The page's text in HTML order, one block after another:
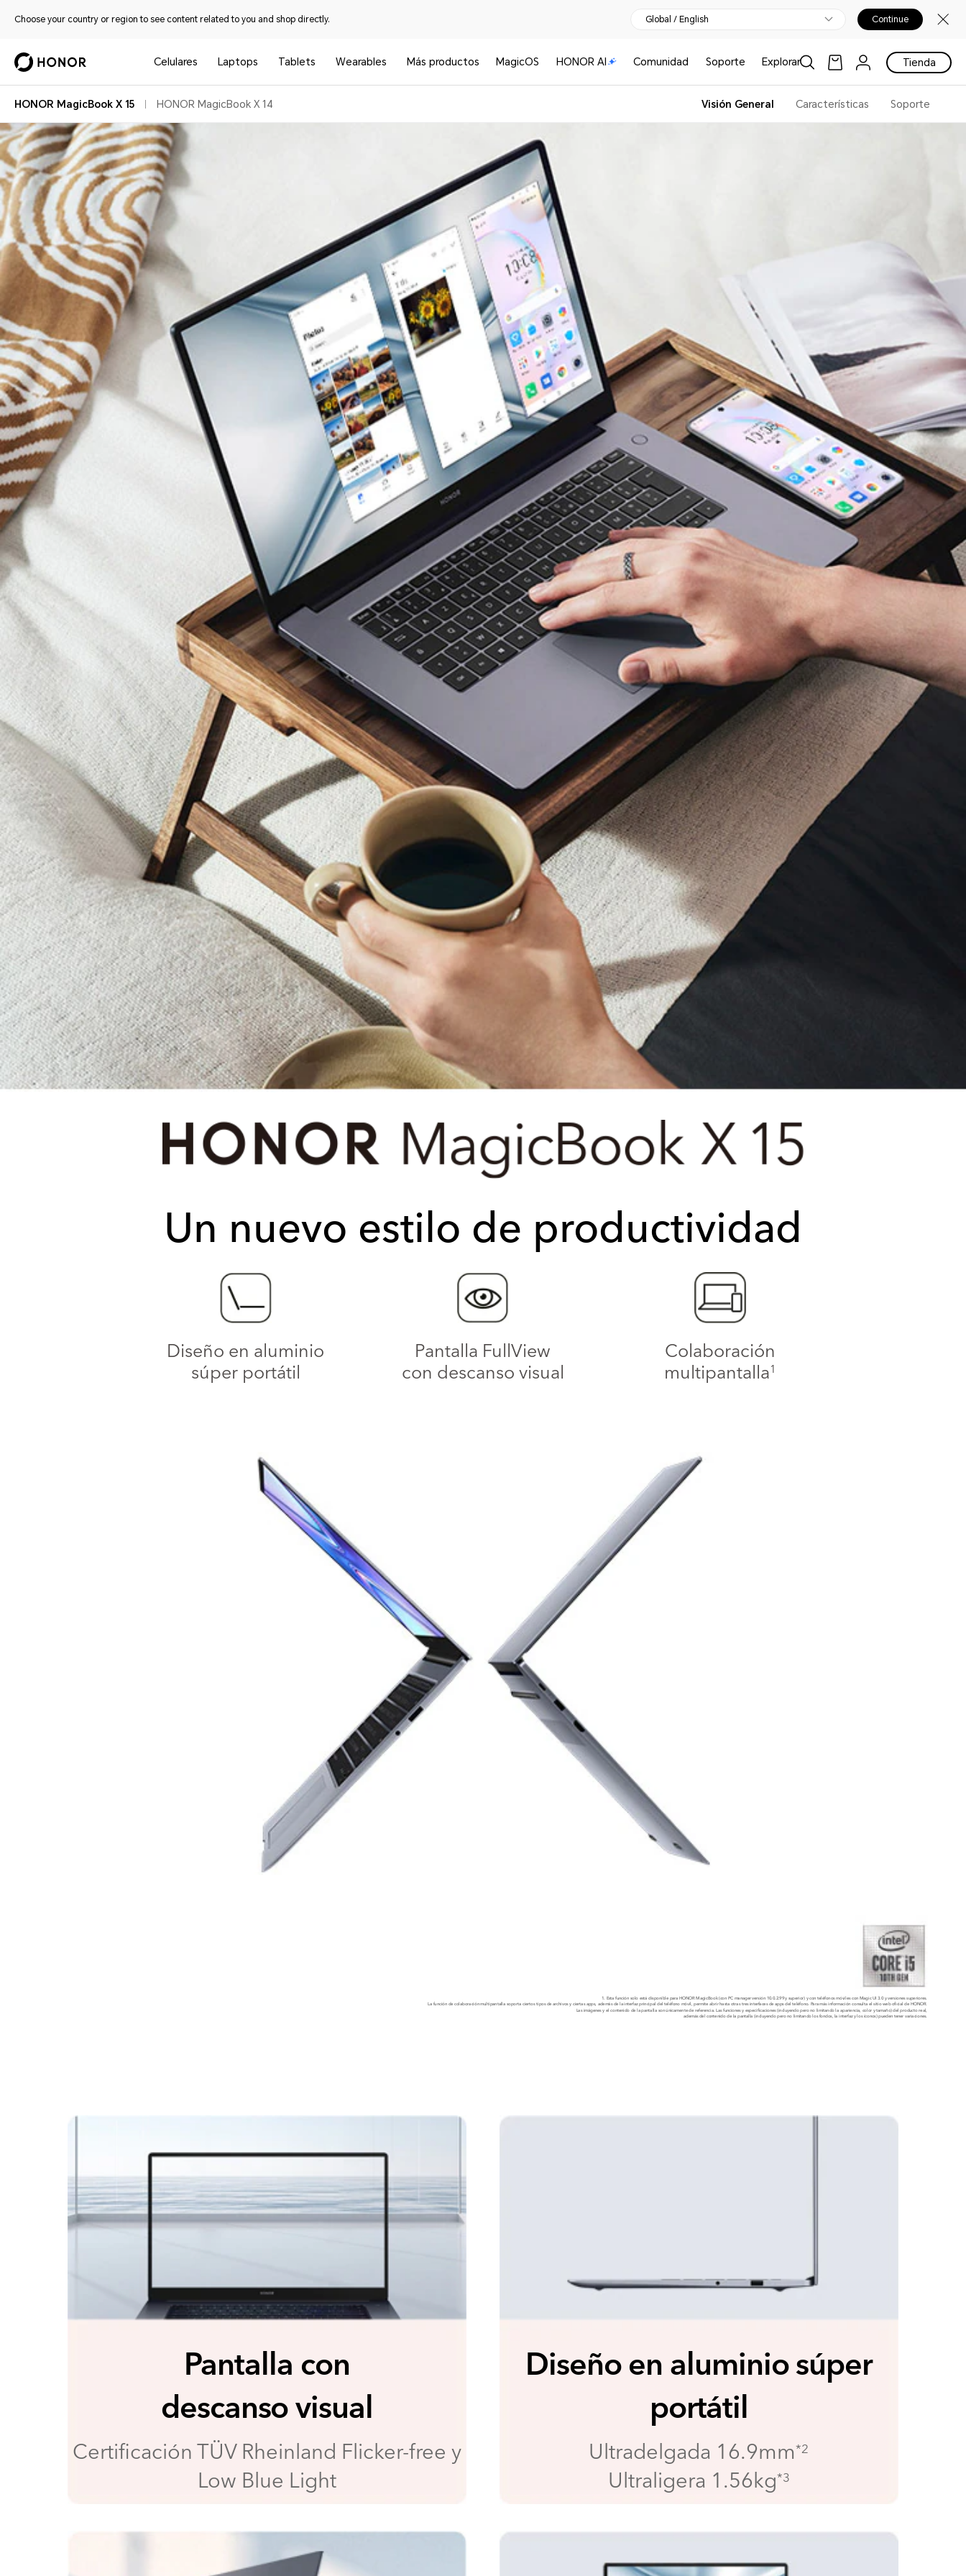
Choose your country or region to see content related to you and shop directly. Global / English Continue
Celulares Laptops Tablets Wearables Más productos MagicOS HONOR AI Comunidad Soporte Explorar Tienda
HONOR MagicBook X 15 HONOR MagicBook X 14 Visión General Características Soporte
Un nuevo estilo de productividad
Diseño en aluminio
súper portátil
Pantalla FullView
con descanso visual
Colaboración
multipantalla1
1. Esta función solo está disponible para HONOR MagicBook (con PC manager versión 10.0.2.99 y superior) y con teléfonos móviles con Magic UI 3.0 y versiones superiores.
La función de colaboración multipantalla soporta ciertos tipos de archivos y ciertas apps, además de la interfaz principal del teléfono móvil, permite abrir hasta otras tres interfaces de apps del teléfono. Para más información consulta el sitio web oficial de HONOR.
Las imágenes y el contenido de la pantalla son únicamente de referencia. Las funciones y especificaciones (incluyendo pero no limitando la apariencia, color y tamaño) del producto real,
además del contenido de la pantalla (incluyendo pero no limitando los fondos, la interfaz y los íconos) pueden tener variaciones.
Pantalla con
descanso visual
Certificación TÜVRheinland Flicker-free y
Low Blue Light
Diseño en aluminio súper
portátil
Ultradelgada 16.9mm*2
Ultraligera 1.56kg*3